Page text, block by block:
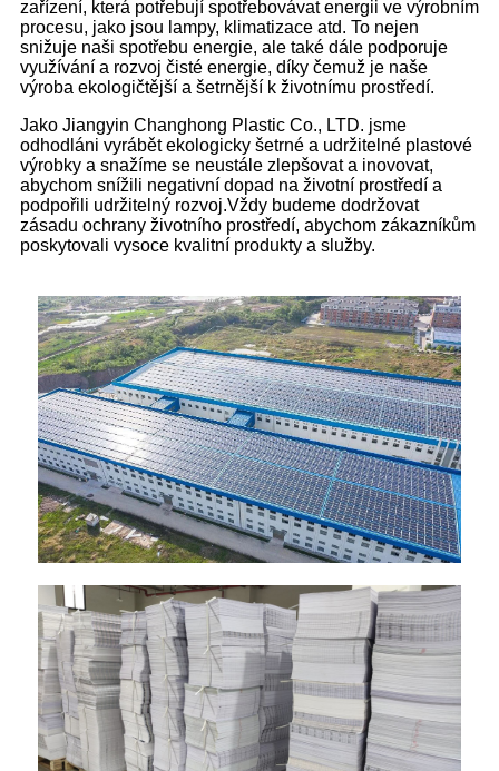
zařízení, která potřebují spotřebovávat energii ve výrobním
procesu, jako jsou lampy, klimatizace atd. To nejen
snižuje naši spotřebu energie, ale také dále podporuje
využívání a rozvoj čisté energie, díky čemuž je naše
výroba ekologičtější a šetrnější k životnímu prostředí.
Jako Jiangyin Changhong Plastic Co., LTD. jsme
odhodláni vyrábět ekologicky šetrné a udržitelné plastové
výrobky a snažíme se neustále zlepšovat a inovovat,
abychom snížili negativní dopad na životní prostředí a
podpořili udržitelný rozvoj.Vždy budeme dodržovat
zásadu ochrany životního prostředí, abychom zákazníkům
poskytovali vysoce kvalitní produkty a služby.